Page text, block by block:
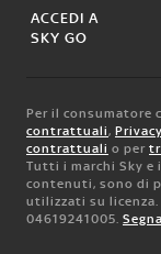
ACCEDI A
SKY GO
Per il consumatore
contrattuali,
contrattuali o per
Tutti i marchi Sky
contenuti, sono di
utilizzati su licenza.
04619241005.